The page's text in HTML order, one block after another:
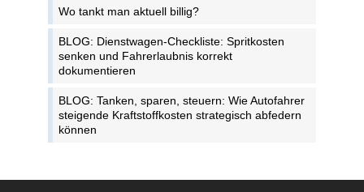
Wo tankt man aktuell billig?
BLOG: Dienstwagen-Checkliste: Spritkosten
senken und Fahrerlaubnis korrekt
dokumentieren
BLOG: Tanken, sparen, steuern: Wie Autofahrer
steigende Kraftstoffkosten strategisch abfedern
können